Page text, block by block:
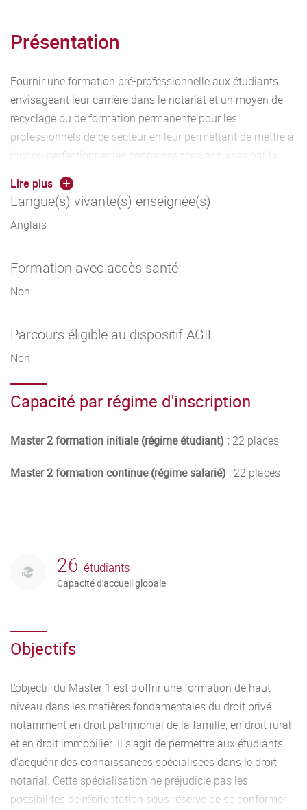
Présentation
Fournir une formation pré-professionnelle aux étudiants
envisageant leur carrière dans le notariat et un moyen de
recyclage ou de formation permanente pour les
professionnels de ce secteur en leur permettant de mettre à
jour ou perfectionner les connaissances acquises par la
reprise d’études de haut niveau à l’Université.
Formation assurée dans les domaines du droit de la
famille, du droit des contrats, du droit immobilier, du droit
rural, de la gestion patrimoniale, de la fiscalité grâce à une
secteurs et une équipe universitaire de Professeurs et
Maîtres de conférences reconnus par leurs travaux.
Lire plus
Langue(s) vivante(s) enseignée(s)
Anglais
Formation avec accès santé
Non
Parcours éligible au dispositif AGIL
Non
Capacité par régime d'inscription
Master 2 formation initiale (régime étudiant) : 22 places
Master 2 formation continue (régime salarié) : 22 places
26 étudiants
Capacité d'accueil globale
Objectifs
L’objectif du Master 1 est d’offrir une formation de haut
niveau dans les matières fondamentales du droit privé
notamment en droit patrimonial de la famille, en droit rural
et en droit immobilier. Il s’agit de permettre aux étudiants
d’acquérir des connaissances spécialisées dans le droit
notarial. Cette spécialisation ne préjudicie pas les
possibilités de réorientation sous réserve de se conformer